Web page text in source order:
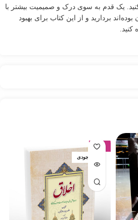
یک قدم به سوی درک و صمیمیت بیشتر با
بردارید و از این کتاب برای بهبود
-17%
اتمام موجودی